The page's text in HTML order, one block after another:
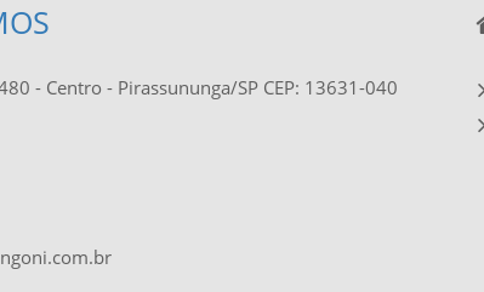
- Centro - Pirassununga/SP CEP: 13631-040